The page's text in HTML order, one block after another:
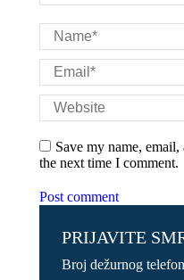
Name *
Email *
Website
Save my name,
the next time I comment.
Post comment
PRIJAVITE
Broj dežurnog